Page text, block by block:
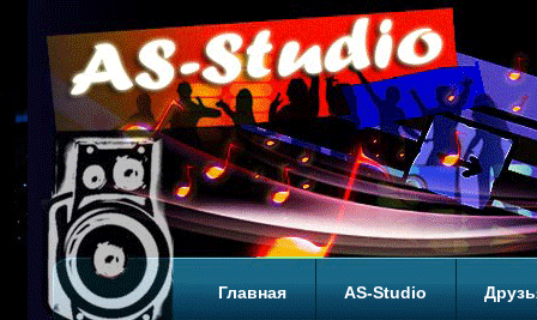
Главная AS-Studio